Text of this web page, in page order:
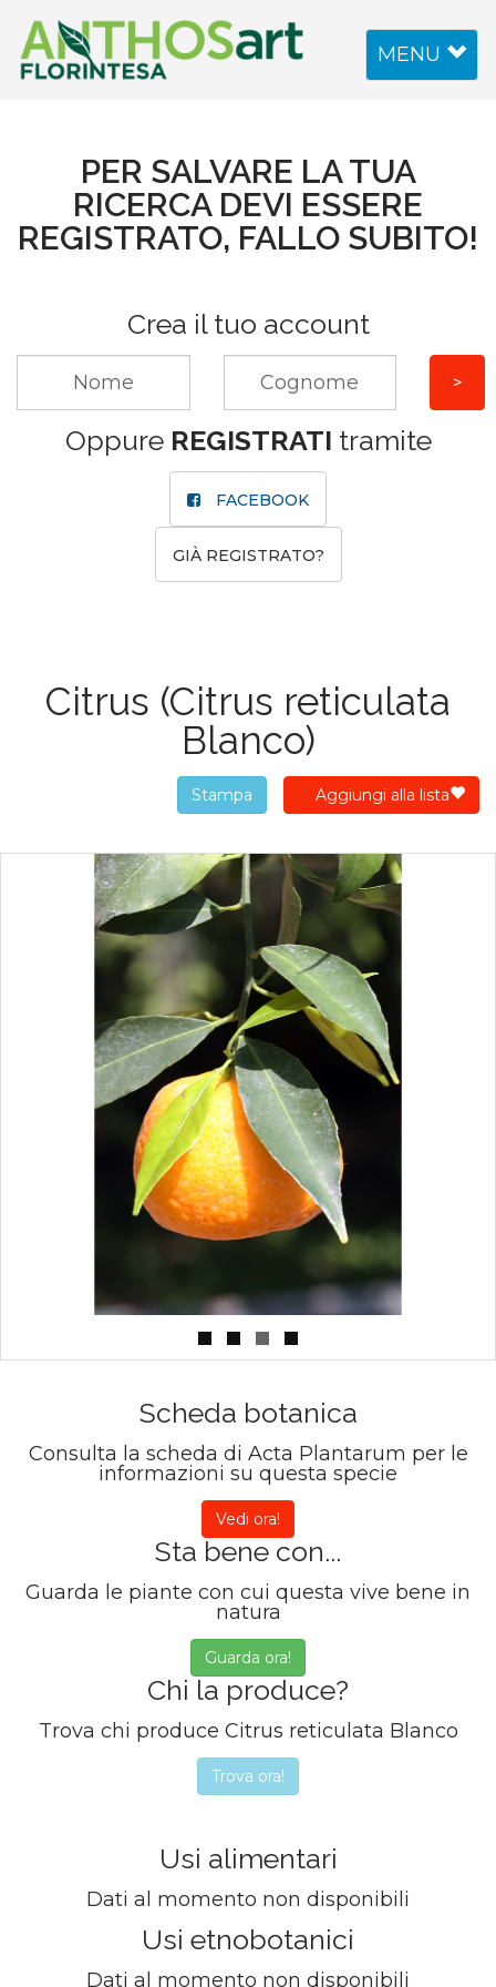
Toggle
navigation
MENU
PER SALVARE LA TUA
RICERCA DEVI ESSERE
REGISTRATO, FALLO SUBITO!
Crea il tuo account
Oppure REGISTRATI tramite
FACEBOOK
GIÀ REGISTRATO?
Citrus (Citrus reticulata
Blanco)
Aggiungi alla lista
Stampa
Scheda botanica
Consulta la scheda di Acta Plantarum per le
informazioni su questa specie
Vedi ora!
Sta bene con...
Guarda le piante con cui questa vive bene in
natura
Guarda ora!
Chi la produce?
Trova chi produce Citrus reticulata Blanco
Trova ora!
Usi alimentari
Dati al momento non disponibili
Usi etnobotanici
Dati al momento non disponibili